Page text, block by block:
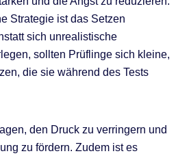
Strategie ist das Setzen
sich unrealistische
sollten Prüflinge sich kleine,
die sie während des Tests
den Druck zu verringern und
zu fördern. Zudem ist es